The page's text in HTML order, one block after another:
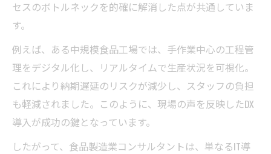
セスのボトルネックを的確に解消した点が共通していま
す。
例えば、ある中規模食品工場では、手作業中心の工程管
理をデジタル化し、リアルタイムで生産状況を可視化。
これにより納期遅延のリスクが減少し、スタッフの負担
も軽減されました。このように、現場の声を反映したDX
導入が成功の鍵となっています。
したがって、食品製造業コンサルタントは、単なるIT導